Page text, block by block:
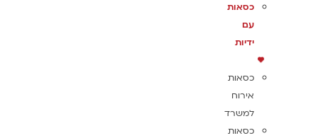
כסאות
עם
ידיות
כסאות
אירוח
למשרד
כסאות